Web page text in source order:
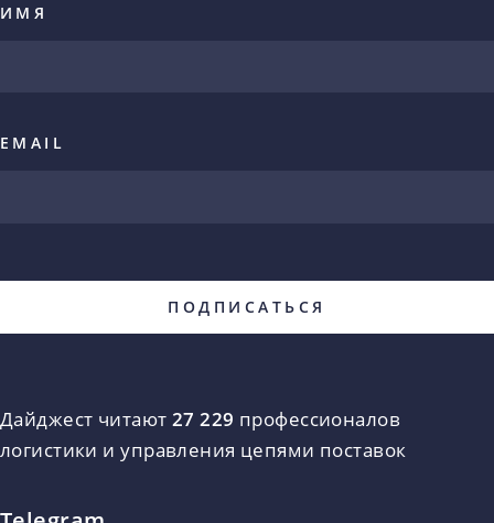
ИМЯ
EMAIL
Дайджест читают 27 229 профессионалов
логистики и управления цепями поставок